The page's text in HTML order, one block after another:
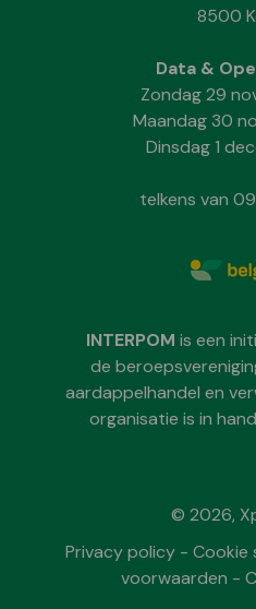
8500
Data &
Zondag 29
Maandag 30
Dinsdag 1
telkens van
INTERPOMis een
de
aardappelhandel en
organisatie is in
© 2026,
Privacy policy- Cookie
voorwaarden -